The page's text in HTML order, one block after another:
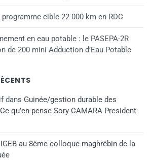
cible 22 000 km en RDC
en eau potable : le PASEPA-2R
de 200 mini Adduction d’Eau Potable
dans Guinée/gestion durable des
qu’en pense Sory CAMARA President
au 8ème colloque maghrébin de la